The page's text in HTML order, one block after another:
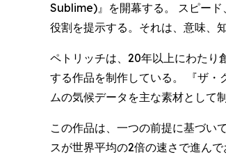
Sublime)』を開幕する。 スピー
役割を提示する。それは、意味、
ペトリッチは、20年以上にわたり
する作品を制作している。 『ザ
ムの気候データを主な素材として
この作品は、一つの前提に基づい
スが世界平均の2倍の速さで進ん